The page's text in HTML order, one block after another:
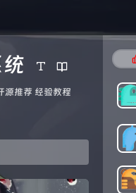
源推荐 经验教程